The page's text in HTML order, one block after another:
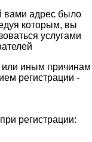
вами адрес было
которым, вы
услугами
или иным причинам
регистрации -
регистрации: